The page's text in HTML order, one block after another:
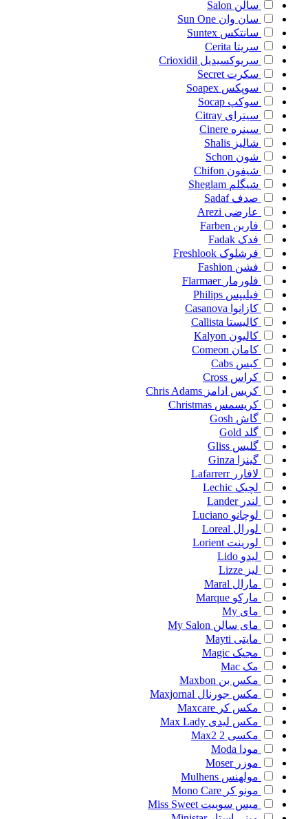
سالن Salon
سان وان Sun One
سانتکس Suntex
سریتا Cerita
سریوکسیدیل Crioxidil
سکرت Secret
سوپکس Soapex
سوکپ Socap
سیترای Citray
سینره Cinere
شالیز Shalis
شون Schon
شیفون Chifon
شیگلم Sheglam
صدف Sadaf
عارضی Arezi
فاربن Farben
فدک Fadak
فرشلوک Freshlook
فشن Fashion
فلورمار Flarmaer
فیلیپس Philips
کازانوا Casanova
کالیستا Callista
کالیون Kalyon
کامان Comeon
کبس Cabs
کراس Cross
کریس ادامز Chris Adams
کریسمس Christmas
گاش Gosh
گلد Gold
گلیس Gliss
گینزا
Ginza
لافارر Lafarrerr
لچیک Lechic
لندر Lander
لوچانو Luciano
لورال Loreal
لورینت Lorient
لیدو Lido
لیز Lizze
مارال Maral
مارکو Marque
مای My
مای سالن My Salon
مایتی Mayti
مجیک Magic
مک Mac
مکس بن Maxbon
مکس جورنال Maxjornal
مکس کر Maxcare
مکس لیدی Max Lady
مکسی 2
Max2
مودا Moda
موزر Moser
مولهنس Mulhens
مونو کر Mono Care
میس سوییت Miss Sweet